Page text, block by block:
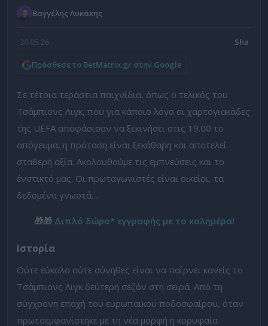
Βαγγέλης Λυκάκης
30.05.26
Πρόσθεσε το BetMatrix.gr στην Google
Σε τέτοια τεράστια παιχνίδια, όπως ο τελικός του
Τσάμπιονς Λιγκ, που για κάποιο λόγο οι χαρτογιακάδες
της UEFA αποφάσισαν να ξεκινήσει στις 19.00 το
απόγευμα, η πρόταση είναι ξεκάθαρη και αποτελεί
σταθερή αξία. Ακολουθούμε τις εμπνεύσεις και το
ένστικτό μας. Οι πρωταγωνιστές είναι οικείοι, τα
δεδομένα γνωστά…
🎁🎁 Διπλό δώρο* εγγραφής με το καλημέρα!
Ιστορία
Ούτε εύκολο ούτε σύνηθες είναι να παίρνει κανείς το
Τσάμπιονς Λιγκ δεύτερη σεζόν στη σειρά. Από τη
σύγχρονη εποχή του ευρωπαϊκού ποδοσφαίρου, όταν
πρωτοεμφανίστηκε με τη νέα μορφή η κορυφαία